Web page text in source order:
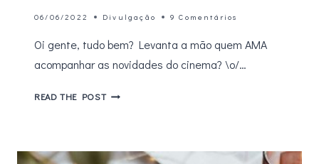
06/06/2022 Divulgação 9 Comentários
Oi gente, tudo bem? Levanta a mão quem AMA
acompanhar as novidades do cinema? \o/…
READ THE POSTAMOR
NETFLIX